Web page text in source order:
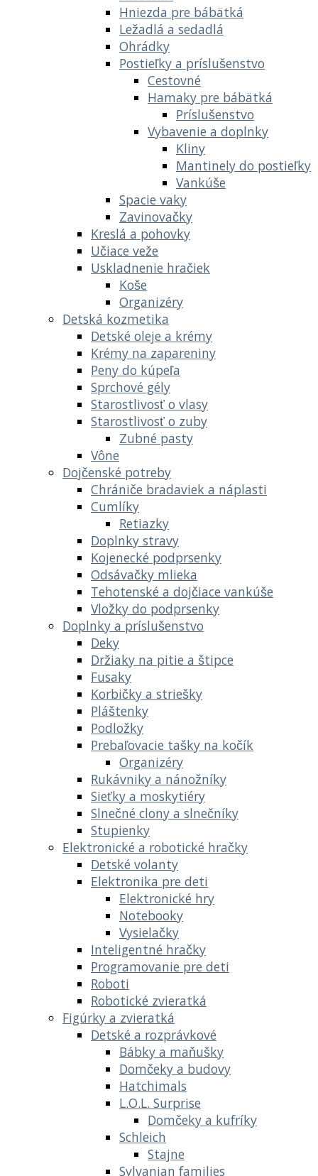
Hniezda pre bábätká
Ležadlá a sedadlá
Ohrádky
Postieľky a príslušenstvo
Cestovné
Hamaky pre bábätká
Príslušenstvo
Vybavenie a doplnky
Kliny
Mantinely do postieľky
Vankúše
Spacie vaky
Zavinovačky
Kreslá a pohovky
Učiace veže
Uskladnenie hračiek
Koše
Organizéry
Detská kozmetika
Detské oleje a krémy
Krémy na zapareniny
Peny do kúpeľa
Sprchové gély
Starostlivosť o vlasy
Starostlivosť o zuby
Zubné pasty
Vône
Dojčenské potreby
Chrániče bradaviek a náplasti
Cumlíky
Retiazky
Doplnky stravy
Kojenecké podprsenky
Odsávačky mlieka
Tehotenské a dojčiace vankúše
Vložky do podprsenky
Doplnky a príslušenstvo
Deky
Držiaky na pitie a štipce
Fusaky
Korbičky a striešky
Pláštenky
Podložky
Prebaľovacie tašky na kočík
Organizéry
Rukávniky a nánožníky
Sieťky a moskytiéry
Slnečné clony a slnečníky
Stupienky
Elektronické a robotické hračky
Detské volanty
Elektronika pre deti
Elektronické hry
Notebooky
Vysielačky
Inteligentné hračky
Programovanie pre deti
Roboti
Robotické zvieratká
Figúrky a zvieratká
Detské a rozprávkové
Bábky a maňušky
Domčeky a budovy
Hatchimals
L.O.L. Surprise
Domčeky a kufríky
Schleich
Stajne
Sylvanian families